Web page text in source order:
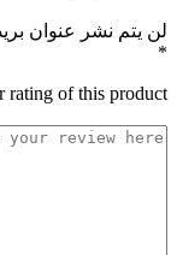
لن يتم نشر عنوان
*
rating of this product